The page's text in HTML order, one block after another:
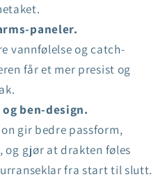
paneler.
vannfølelse og catch-
får et mer presist og
ben-design.
gir bedre passform,
og gjør at drakten føles
fra start til slutt.